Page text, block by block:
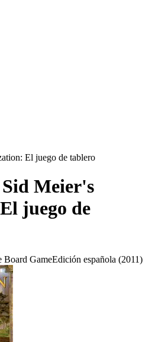
El juego de tablero
Sid Meier's
juego de
Board GameEdición española (2011)